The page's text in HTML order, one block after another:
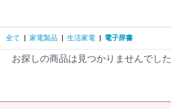
全て | 家電製品 | 生活家電 | 電子辞書
お探しの商品は見つかりませんでした